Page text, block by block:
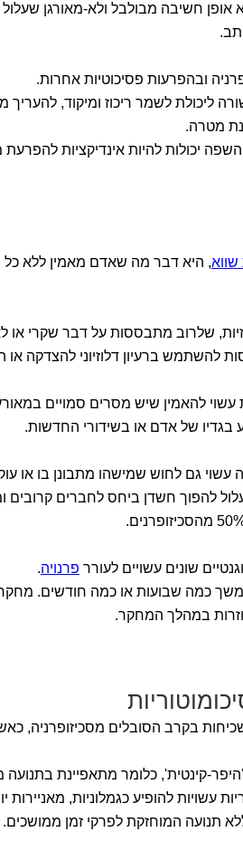
חשיבה מבולבל ולא-מאורגן
ובהפרעות פסיכוטיות אחרות.
ליכולת לשמר ריכוז ומיקוד, להעריך
מטרה.
יכולות להיות אינדיקציות
, היא דבר מה שאדם מאמין ללא
שלרוב מתבססות על דבר שקרי או
להשתמש ברעיון דלוזיוני להצדקה
עשוי להאמין שיש מסרים סמויים
של אדם או בשידורי החדשות.
עשוי גם לחוש שמישהו מתבונן בו או
להפוך חשדן ביחס לחברים
שונים עשויים לעורר פרנויה.
במהלך המחקר.
בקרב הסובלים מסכיזופרניה,
קינטית', כלומר מתאפיינת בתנועה
עשויות להופיע כגמלוניות,
תנועה המוחזקת לפרקי זמן ממושכים.